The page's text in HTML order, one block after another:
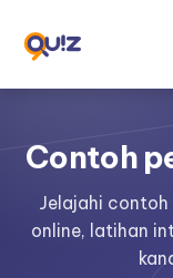
Contoh
Jelajahi contoh
online, latihan